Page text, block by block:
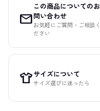
mail
この商品についてのお
問い合わせ
お気軽にご質問・ご相談く
ださい
apparelサイズについて
サイズ選びに迷ったら